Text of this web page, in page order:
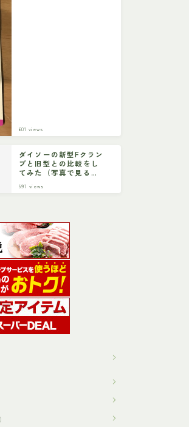
601 views
ダイソーの新型Fクラン
プと旧型との比較をし
てみた（写真で見る比
597 views